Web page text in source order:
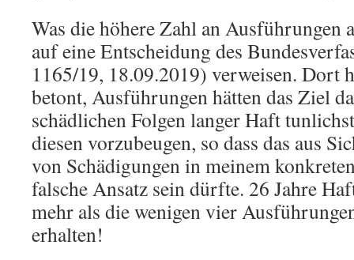
Was die höhere Zahl an Ausführungen
auf eine Entscheidung des
1165/19, 18.09.2019) verweisen. Dort
betont, Ausführungen hätten das Ziel
schädlichen Folgen langer Haft
diesen vorzubeugen, so dass das aus
von Schädigungen in meinem
falsche Ansatz sein dürfte. 26 Jahre
mehr als die wenigen vier
erhalten!